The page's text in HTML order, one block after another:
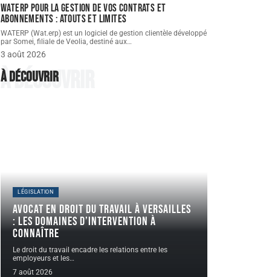
WATERP pour la gestion de vos contrats et
abonnements : atouts et limites
WATERP (Wat.erp) est un logiciel de gestion clientèle développé
par Somei, filiale de Veolia, destiné aux…
3 août 2026
À découvrir
À découvrir
LÉGISLATION
Avocat en droit du travail à Versailles
: les domaines d’intervention à
connaître
Le droit du travail encadre les relations entre les
employeurs et les…
7 août 2026